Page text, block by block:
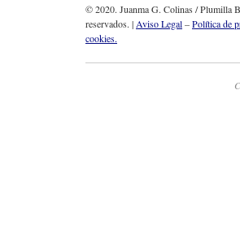
© 2020. Juanma G. Colinas / Plumilla
reservados. |Aviso Legal–Política de
cookies.